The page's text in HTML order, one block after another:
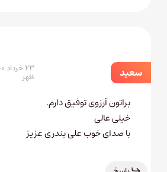
سعید ظهر
براتون آرزوی توفیق دارم.
خیلی عالی
با صدای خوب علی بندری عزیز